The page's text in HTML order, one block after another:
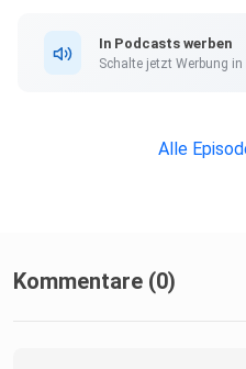
In Podcasts werben
Schalte jetzt Werbung in
Alle
Kommentare (0)